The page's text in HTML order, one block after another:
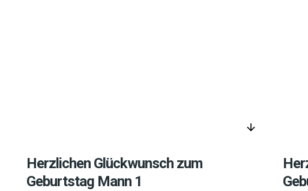
arrow_downward
Herzlichen Glückwunsch zum
Geburtstag Mann 1